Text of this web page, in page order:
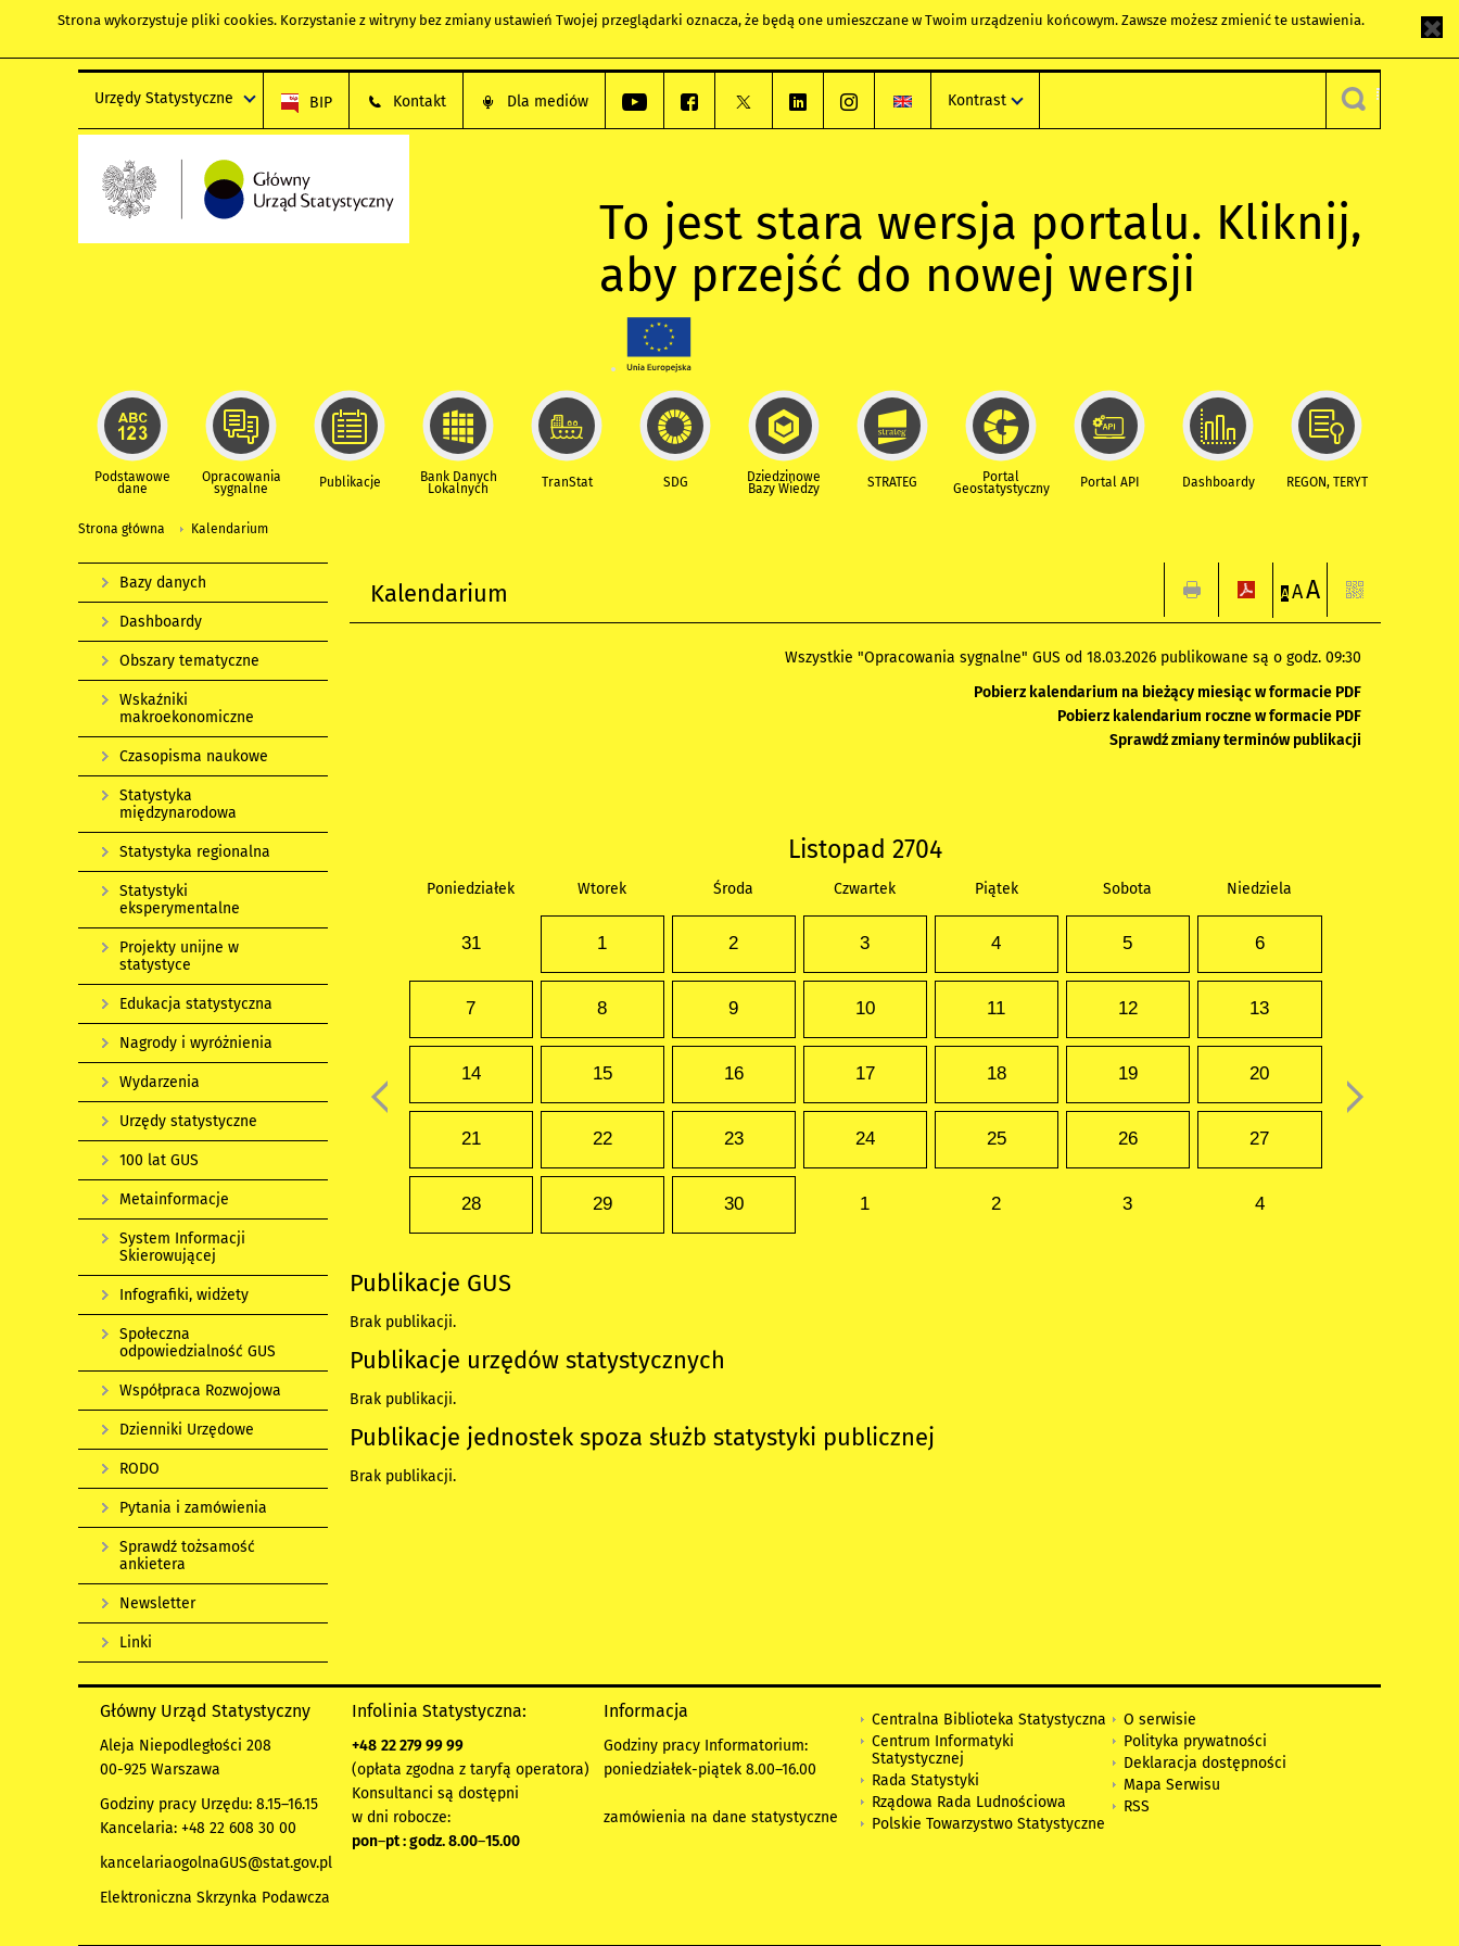
Strona wykorzystuje pliki cookies. Korzystanie z witryny bez zmiany ustawień Twojej przeglądarki oznacza, że będą one umieszczane w Twoim urządzeniu końcowym. Zawsze możesz zmienić te ustawienia.
Urzędy Statystyczne BIP Kontakt Dla mediów Kontrast
To jest stara wersja portalu. Kliknij,
aby przejść do nowej wersji
Podstawowe
dane
Opracowania
sygnalne Publikacje Bank Danych
Lokalnych TranStat SDG Dziedzinowe
Bazy Wiedzy STRATEG Portal
Geostatystyczny Portal API Dashboardy REGON, TERYT
Strona główna Kalendarium
Kalendarium A AA
Wszystkie "Opracowania sygnalne" GUS od 18.03.2026 publikowane są o godz. 09:30
Pobierz kalendarium na bieżący miesiąc w formacie PDF
Pobierz kalendarium roczne w formacie PDF
Sprawdź zmiany terminów publikacji
Listopad 2704
Poniedziałek Wtorek Środa Czwartek Piątek Sobota Niedziela
31 1 2 3 4 5 6
7 8 9 10 11 12 13
14 15 16 17 18 19 20
21 22 23 24 25 26 27
28 29 30 1 2 3 4
Publikacje GUS
Brak publikacji.
Publikacje urzędów statystycznych
Brak publikacji.
Publikacje jednostek spoza służb statystyki publicznej
Brak publikacji.
Bazy danych
Dashboardy
Obszary tematyczne
Wskaźniki
makroekonomiczne
Czasopisma naukowe
Statystyka
międzynarodowa
Statystyka regionalna
Statystyki
eksperymentalne
Projekty unijne w
statystyce
Edukacja statystyczna
Nagrody i wyróżnienia
Wydarzenia
Urzędy statystyczne
100 lat GUS
Metainformacje
System Informacji
Skierowującej
Infografiki, widżety
Społeczna
odpowiedzialność GUS
Współpraca Rozwojowa
Dzienniki Urzędowe
RODO
Pytania i zamówienia
Sprawdź tożsamość
ankietera
Newsletter
Linki
Główny Urząd Statystyczny
Aleja Niepodległości 208
00-925 Warszawa
Godziny pracy Urzędu: 8.15–16.15
Kancelaria: +48 22 608 30 00
kancelariaogolnaGUS@stat.gov.pl
Elektroniczna Skrzynka Podawcza
Infolinia Statystyczna:
+48 22 279 99 99
(opłata zgodna z taryfą operatora)
Konsultanci są dostępni
w dni robocze:
pon–pt : godz. 8.00–15.00
Informacja
Godziny pracy Informatorium:
poniedziałek-piątek 8.00–16.00
zamówienia na dane statystyczne
Centralna Biblioteka Statystyczna
Centrum Informatyki
Statystycznej
Rada Statystyki
Rządowa Rada Ludnościowa
Polskie Towarzystwo Statystyczne
O serwisie
Polityka prywatności
Deklaracja dostępności
Mapa Serwisu
RSS